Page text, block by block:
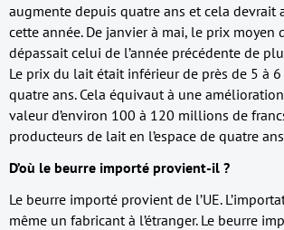
augmente depuis quatre ans et cela devrait
cette année. De janvier à mai, le prix moyen
dépassait celui de l’année précédente de
Le prix du lait était inférieur de près de 5 à
quatre ans. Cela équivaut à une
valeur d’environ 100 à 120 millions de
producteurs de lait en l’espace de quatre
D’où le beurre importé provient-il ?
Le beurre importé provient de l’UE.
même un fabricant à l’étranger. Le beurre